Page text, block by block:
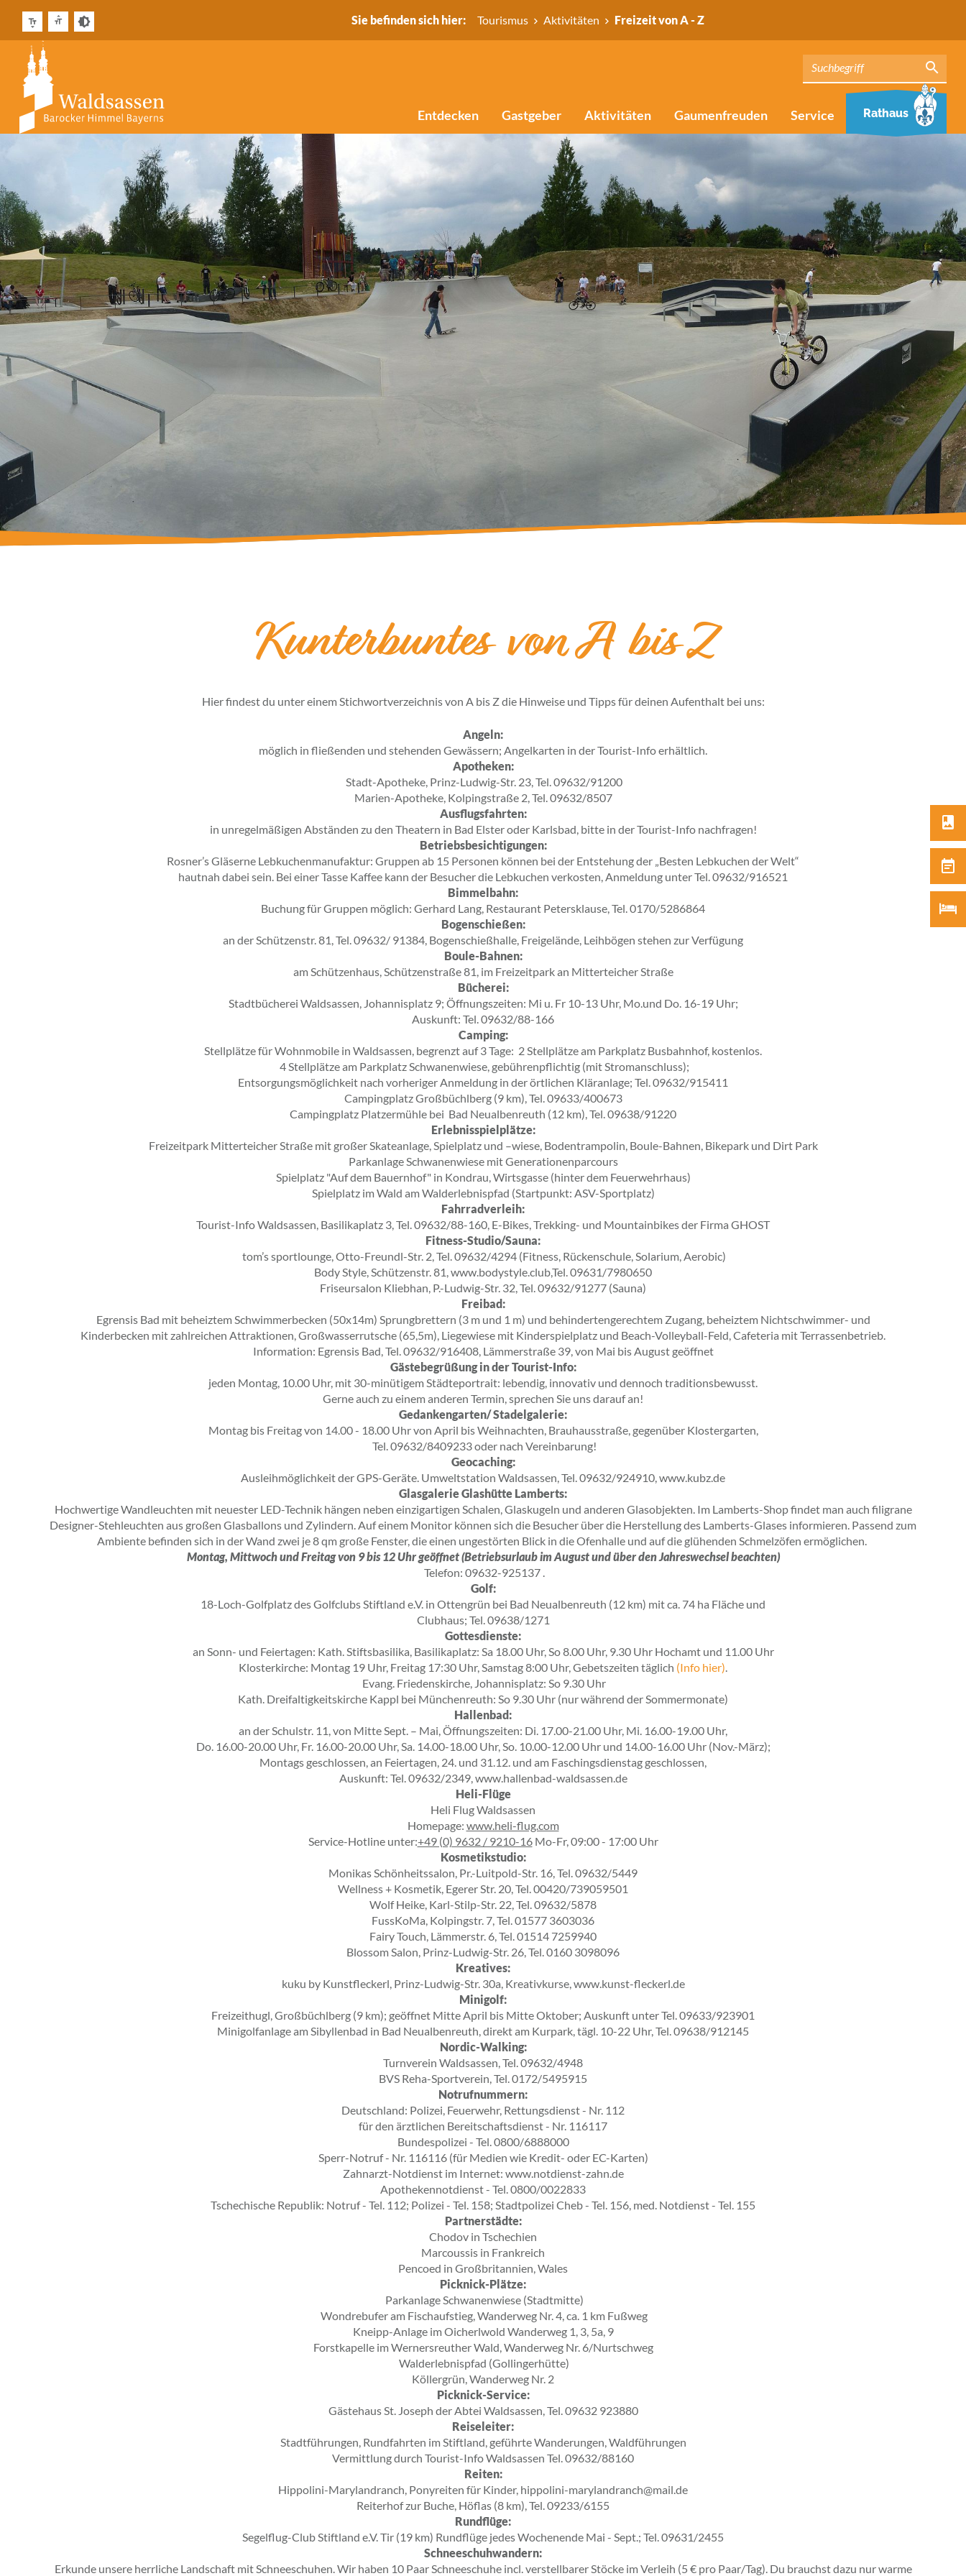
Sie befinden sich hier: Tourismus Aktivitäten Freizeit von A - Z
Entdecken Gastgeber Aktivitäten Gaumenfreuden Service Rathaus
Kunterbuntes von A bis Z
Hier findest du unter einem Stichwortverzeichnis von A bis Z die Hinweise und Tipps für deinen Aufenthalt bei uns:
Angeln:
möglich in fließenden und stehenden Gewässern; Angelkarten in der Tourist-Info erhältlich.
Apotheken:
Stadt-Apotheke, Prinz-Ludwig-Str. 23, Tel. 09632/91200
Marien-Apotheke, Kolpingstraße 2, Tel. 09632/8507
Ausflugsfahrten:
in unregelmäßigen Abständen zu den Theatern in Bad Elster oder Karlsbad, bitte in der Tourist-Info nachfragen!
Betriebsbesichtigungen:
Rosner’s Gläserne Lebkuchenmanufaktur: Gruppen ab 15 Personen können bei der Entstehung der „Besten Lebkuchen der Welt“
hautnah dabei sein. Bei einer Tasse Kaffee kann der Besucher die Lebkuchen verkosten, Anmeldung unter Tel. 09632/916521
Bimmelbahn:
Buchung für Gruppen möglich: Gerhard Lang, Restaurant Petersklause, Tel. 0170/5286864
Bogenschießen:
an der Schützenstr. 81, Tel. 09632/ 91384, Bogenschießhalle, Freigelände, Leihbögen stehen zur Verfügung
Boule-Bahnen:
am Schützenhaus, Schützenstraße 81, im Freizeitpark an Mitterteicher Straße
Bücherei:
Stadtbücherei Waldsassen, Johannisplatz 9; Öffnungszeiten: Mi u. Fr 10-13 Uhr, Mo.und Do. 16-19 Uhr;
Auskunft: Tel. 09632/88-166
Camping:
Stellplätze für Wohnmobile in Waldsassen, begrenzt auf 3 Tage: 2 Stellplätze am Parkplatz Busbahnhof, kostenlos.
4 Stellplätze am Parkplatz Schwanenwiese, gebührenpflichtig (mit Stromanschluss);
Entsorgungsmöglichkeit nach vorheriger Anmeldung in der örtlichen Kläranlage; Tel. 09632/915411
Campingplatz Großbüchlberg (9 km), Tel. 09633/400673
Campingplatz Platzermühle bei Bad Neualbenreuth (12 km), Tel. 09638/91220
Erlebnisspielplätze:
Freizeitpark Mitterteicher Straße mit großer Skateanlage, Spielplatz und –wiese, Bodentrampolin, Boule-Bahnen, Bikepark und Dirt Park
Parkanlage Schwanenwiese mit Generationenparcours
Spielplatz "Auf dem Bauernhof" in Kondrau, Wirtsgasse (hinter dem Feuerwehrhaus)
Spielplatz im Wald am Walderlebnispfad (Startpunkt: ASV-Sportplatz)
Fahrradverleih:
Tourist-Info Waldsassen, Basilikaplatz 3, Tel. 09632/88-160, E-Bikes, Trekking- und Mountainbikes der Firma GHOST
Fitness-Studio/Sauna:
tom’s sportlounge, Otto-Freundl-Str. 2, Tel. 09632/4294 (Fitness, Rückenschule, Solarium, Aerobic)
Body Style, Schützenstr. 81, www.bodystyle.club,Tel. 09631/7980650
Friseursalon Kliebhan, P.-Ludwig-Str. 32, Tel. 09632/91277 (Sauna)
Freibad:
Egrensis Bad mit beheiztem Schwimmerbecken (50x14m) Sprungbrettern (3 m und 1 m) und behindertengerechtem Zugang, beheiztem Nichtschwimmer- und
Kinderbecken mit zahlreichen Attraktionen, Großwasserrutsche (65,5m), Liegewiese mit Kinderspielplatz und Beach-Volleyball-Feld, Cafeteria mit Terrassenbetrieb.
Information: Egrensis Bad, Tel. 09632/916408, Lämmerstraße 39, von Mai bis August geöffnet
Gästebegrüßung in der Tourist-Info:
jeden Montag, 10.00 Uhr, mit 30-minütigem Städteportrait: lebendig, innovativ und dennoch traditionsbewusst.
Gerne auch zu einem anderen Termin, sprechen Sie uns darauf an!
Gedankengarten/ Stadelgalerie:
Montag bis Freitag von 14.00 - 18.00 Uhr von April bis Weihnachten, Brauhausstraße, gegenüber Klostergarten,
Tel. 09632/8409233 oder nach Vereinbarung!
Geocaching:
Ausleihmöglichkeit der GPS-Geräte. Umweltstation Waldsassen, Tel. 09632/924910, www.kubz.de
Glasgalerie Glashütte Lamberts:
Hochwertige Wandleuchten mit neuester LED-Technik hängen neben einzigartigen Schalen, Glaskugeln und anderen Glasobjekten. Im Lamberts-Shop findet man auch filigrane
Designer-Stehleuchten aus großen Glasballons und Zylindern. Auf einem Monitor können sich die Besucher über die Herstellung des Lamberts-Glases informieren. Passend zum
Ambiente befinden sich in der Wand zwei je 8 qm große Fenster, die einen ungestörten Blick in die Ofenhalle und auf die glühenden Schmelzöfen ermöglichen.
Montag, Mittwoch und Freitag von 9 bis 12 Uhr geöffnet (Betriebsurlaub im August und über den Jahreswechsel beachten)
Telefon: 09632-925137 .
Golf:
18-Loch-Golfplatz des Golfclubs Stiftland e.V. in Ottengrün bei Bad Neualbenreuth (12 km) mit ca. 74 ha Fläche und
Clubhaus; Tel. 09638/1271
Gottesdienste:
an Sonn- und Feiertagen: Kath. Stiftsbasilika, Basilikaplatz: Sa 18.00 Uhr, So 8.00 Uhr, 9.30 Uhr Hochamt und 11.00 Uhr
Klosterkirche: Montag 19 Uhr, Freitag 17:30 Uhr, Samstag 8:00 Uhr, Gebetszeiten täglich (Info hier)
Evang. Friedenskirche, Johannisplatz: So 9.30 Uhr
Kath. Dreifaltigkeitskirche Kappl bei Münchenreuth: So 9.30 Uhr (nur während der Sommermonate)
Hallenbad:
an der Schulstr. 11, von Mitte Sept. – Mai, Öffnungszeiten: Di. 17.00-21.00 Uhr, Mi. 16.00-19.00 Uhr,
Do. 16.00-20.00 Uhr, Fr. 16.00-20.00 Uhr, Sa. 14.00-18.00 Uhr, So. 10.00-12.00 Uhr und 14.00-16.00 Uhr (Nov.-März);
Montags geschlossen, an Feiertagen, 24. und 31.12. und am Faschingsdienstag geschlossen,
Auskunft: Tel. 09632/2349, www.hallenbad-waldsassen.de
Heli-Flüge
Heli Flug Waldsassen
Homepage: www.heli-flug.com
Service-Hotline unter:+49 (0) 9632 / 9210-16Mo-Fr, 09:00 - 17:00 Uhr
Kosmetikstudio:
Monikas Schönheitssalon, Pr.-Luitpold-Str. 16, Tel. 09632/5449
Wellness + Kosmetik, Egerer Str. 20, Tel. 00420/739059501
Wolf Heike, Karl-Stilp-Str. 22, Tel. 09632/5878
FussKoMa, Kolpingstr. 7, Tel. 01577 3603036
Fairy Touch, Lämmerstr. 6, Tel. 01514 7259940
Blossom Salon, Prinz-Ludwig-Str. 26, Tel. 0160 3098096
Kreatives:
kuku by Kunstfleckerl, Prinz-Ludwig-Str. 30a, Kreativkurse, www.kunst-fleckerl.de
Minigolf:
Freizeithugl, Großbüchlberg (9 km); geöffnet Mitte April bis Mitte Oktober; Auskunft unter Tel. 09633/923901
Minigolfanlage am Sibyllenbad in Bad Neualbenreuth, direkt am Kurpark, tägl. 10-22 Uhr, Tel. 09638/912145
Nordic-Walking:
Turnverein Waldsassen, Tel. 09632/4948
BVS Reha-Sportverein, Tel. 0172/5495915
Notrufnummern:
Deutschland: Polizei, Feuerwehr, Rettungsdienst - Nr. 112
für den ärztlichen Bereitschaftsdienst - Nr. 116117
Bundespolizei - Tel. 0800/6888000
Sperr-Notruf - Nr. 116116 (für Medien wie Kredit- oder EC-Karten)
Zahnarzt-Notdienst im Internet: www.notdienst-zahn.de
Apothekennotdienst - Tel. 0800/0022833
Tschechische Republik: Notruf - Tel. 112; Polizei - Tel. 158; Stadtpolizei Cheb - Tel. 156, med. Notdienst - Tel. 155
Partnerstädte:
Chodov in Tschechien
Marcoussis in Frankreich
Pencoed in Großbritannien, Wales
Picknick-Plätze:
Parkanlage Schwanenwiese (Stadtmitte)
Wondrebufer am Fischaufstieg, Wanderweg Nr. 4, ca. 1 km Fußweg
Kneipp-Anlage im Oicherlwold Wanderweg 1, 3, 5a, 9
Forstkapelle im Wernersreuther Wald, Wanderweg Nr. 6/Nurtschweg
Walderlebnispfad (Gollingerhütte)
Köllergrün, Wanderweg Nr. 2
Picknick-Service:
Gästehaus St. Joseph der Abtei Waldsassen, Tel. 09632 923880
Reiseleiter:
Stadtführungen, Rundfahrten im Stiftland, geführte Wanderungen, Waldführungen
Vermittlung durch Tourist-Info Waldsassen Tel. 09632/88160
Reiten:
Hippolini-Marylandranch, Ponyreiten für Kinder, hippolini-marylandranch@mail.de
Reiterhof zur Buche, Höflas (8 km), Tel. 09233/6155
Rundflüge:
Segelflug-Club Stiftland e.V. Tir (19 km) Rundflüge jedes Wochenende Mai - Sept.; Tel. 09631/2455
Schneeschuhwandern:
Erkunde unsere herrliche Landschaft mit Schneeschuhen. Wir haben 10 Paar Schneeschuhe incl. verstellbarer Stöcke im Verleih (5 € pro Paar/Tag). Du brauchst dazu nur warme